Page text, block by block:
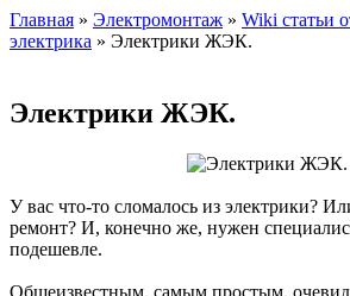
Главная » Электромонтаж » Wiki статьи
электрика » Электрики ЖЭК.
Электрики ЖЭК.
У вас что-то сломалось из электрики?
ремонт? И, конечно же, нужен
подешевле.
Общеизвестным, самым простым,